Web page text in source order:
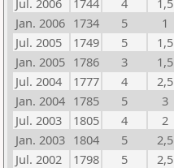
Jul. 2006
1744 4
1,5
Jan. 2006 1734 5
1
Jul. 2005
1749 5
1,5
Jan. 2005 1786 3
1,5
Jul. 2004
1777 4
2,5
Jan. 2004 1785 5
3
Jul. 2003
1805 4
2
Jan. 2003 1804 5
2,5
Jul. 2002
1798 5
2,5